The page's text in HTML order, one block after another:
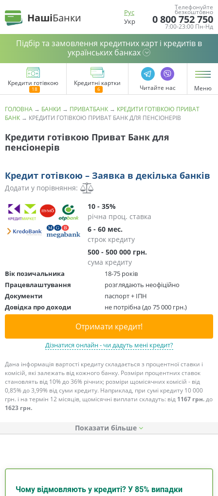
НашіБанки
Рус
Укр
Телефонуйте
безкоштовно
0 800 752 750
7:00-23:00 Пн-Нд
Підбір та замовлення кредитних карт і кредитів в
українських банках
Кредити готівкою Кредитні картки
Читайте нас Меню
ГОЛОВНА → БАНКИ → ПРИВАТБАНК → КРЕДИТИ ГОТІВКОЮ ПРИВАТ
БАНК → КРЕДИТИ ГОТІВКОЮ ПРИВАТ БАНК ДЛЯ ПЕНСІОНЕРІВ
Кредити готівкою Приват Банк для
пенсіонерів
Кредит готівкою – Заявка в декілька банків
Додати у порівняння:
10 - 35%
річна проц. ставка
6 - 60 мес.
строк кредиту
500 - 500 000 грн.
сума кредиту
Вік позичальника
18-75 років
Працевлаштування
розглядають неофіційно
Документи
паспорт + ІПН
Довідка про доходи
не потрібна (до 75 000 грн.)
Отримати кредит!
Дізнатися онлайн - чи дадуть мені кредит?
Дана інформація вартості кредиту складається з процентної ставки і
комісій, які залежать від кожного банку. Розміри процентних ставок
становлять від 10% до 36% річних; розміри щомісячних комісій - від
0,85% до 3,99% від суми кредиту. Наприклад, при сумі кредиту 10 000
грн. і на термін 12 місяців, щомісячні виплати складуть: від 1167 грн.до
1623 грн.
Показати
Чому відмовляють у кредиті? У 85% випадки